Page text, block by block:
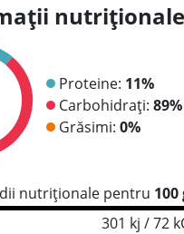
nutriționale
Proteine: 11%
Carbohidrați: 89%
Grăsimi: 0%
nutriționale pentru 100
301 kj / 72